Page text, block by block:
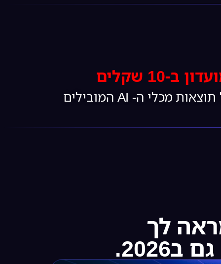
10 שקלים
: 15 מדריכים פרקטיים שילמדו אתכם צעד צעד איך לקבל תוצאות מכלי ה- AI המובילים
לך